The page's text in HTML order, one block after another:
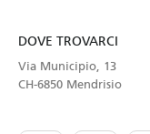
DOVE TROVARCI
Via Municipio, 13
CH-6850 Mendrisio